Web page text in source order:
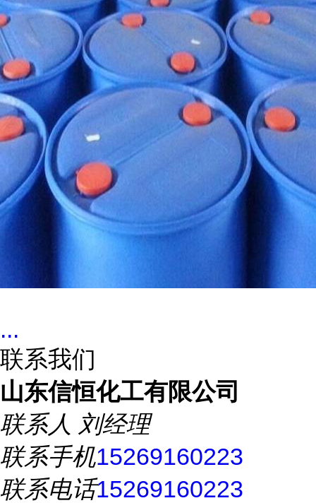
...
联系我们
山东信恒化工有限公司
联系人 刘经理
联系手机15269160223
联系电话15269160223